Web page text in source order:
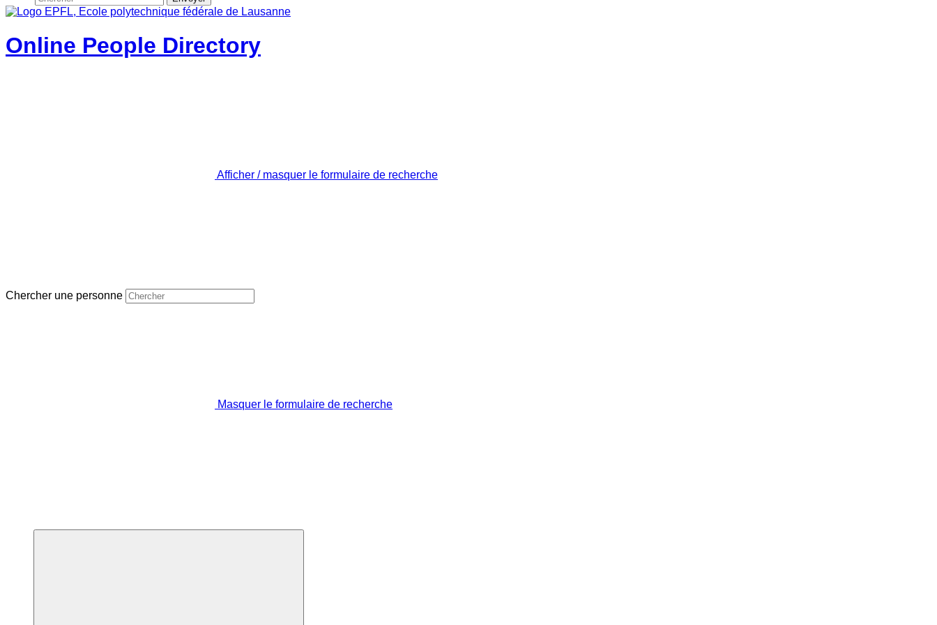
Online People Directory
Afficher / masquer le formulaire de recherche
Chercher une personne
Masquer le formulaire de recherche